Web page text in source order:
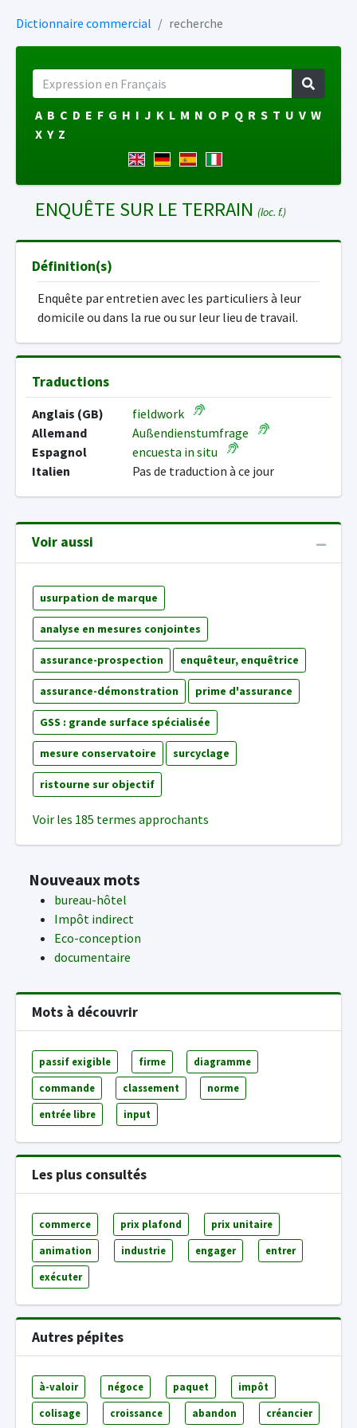
Dictionnaire commercial recherche
A B C D E F G H I J K L M N O P Q R S T U V W
X Y Z
ENQUÊTE SUR LE TERRAIN (loc. f.)
Définition(s)
Enquête par entretien avec les particuliers à leur
domicile ou dans la rue ou sur leur lieu de travail.
Traductions
Anglais (GB)
fieldwork
Allemand
Außendienstumfrage
Espagnol
encuesta in situ
Italien
Pas de traduction à ce jour
Voir aussi
usurpation de marque
analyse en mesures conjointes
assurance-prospection enquêteur, enquêtrice
assurance-démonstration prime d'assurance
GSS : grande surface spécialisée
mesure conservatoire surcyclage
ristourne sur objectif
Voir les 185 termes approchants
Nouveaux mots
bureau-hôtel
Impôt indirect
Eco-conception
documentaire
Mots à découvrir
passif exigible firme diagramme
commande classement norme
entrée libre input
Les plus consultés
commerce prix plafond prix unitaire
animation industrie engager entrer
exécuter
Autres pépites
à-valoir négoce paquet impôt
colisage croissance abandon créancier